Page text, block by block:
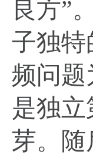
良方”
子独特
频问题
是独
芽。随